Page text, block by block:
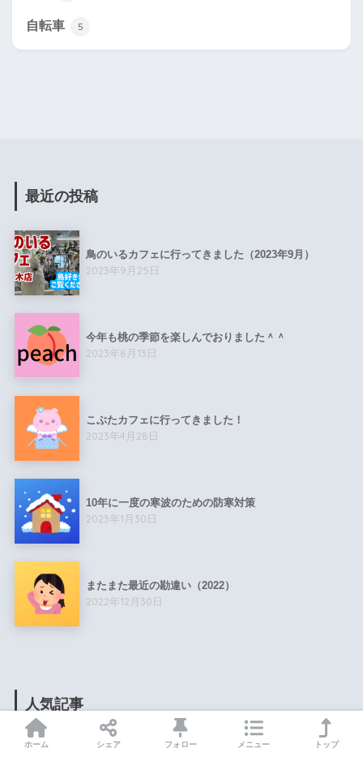
自転車 5
最近の投稿
鳥のいるカフェに行ってきました（2023年9月）
2023年9月25日
今年も桃の季節を楽しんでおりました＾＾
2023年8月13日
こぶたカフェに行ってきました！
2023年4月28日
10年に一度の寒波のための防寒対策
2023年1月30日
またまた最近の勘違い（2022）
2022年12月30日
人気記事
1ホーム シェア フォロー メニュー トップ